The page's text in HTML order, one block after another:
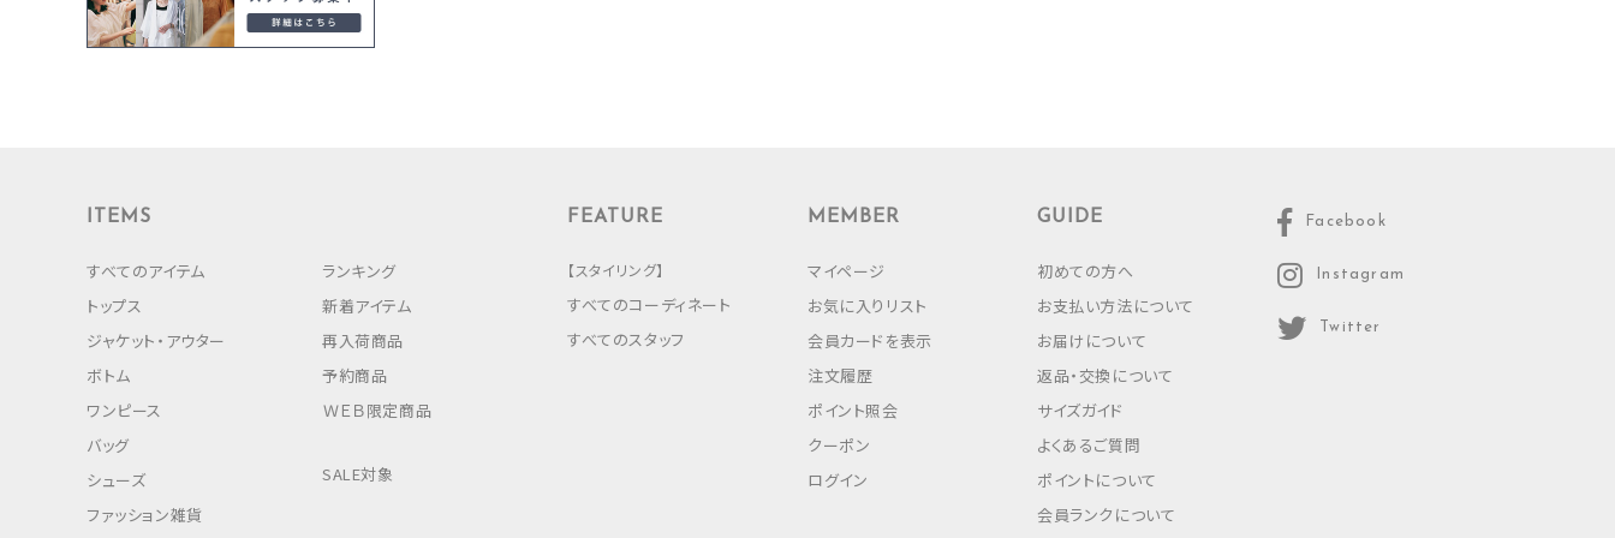
ITEMS
すべてのアイテム
トップス
ジャケット・アウター
ボトム
ワンピース
バッグ
シューズ
ファッション雑貨
ランキング
新着アイテム
再入荷商品
予約商品
ＷＥＢ限定商品
SALE対象
FEATURE
【スタイリング】
すべてのコーディネート
すべてのスタッフ
MEMBER
マイページ
お気に入りリスト
会員カードを表示
注文履歴
ポイント照会
クーポン
ログイン
GUIDE
初めての方へ
お支払い方法について
お届けについて
返品・交換について
サイズガイド
よくあるご質問
ポイントについて
会員ランクについて
Facebook
Instagram
Twitter